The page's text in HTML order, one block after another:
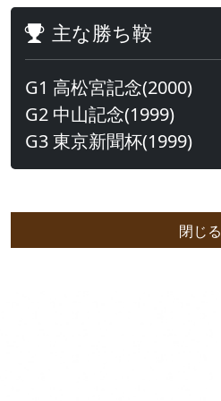
主な勝ち鞍
G1 高松宮記念(2000)
G2 中山記念(1999)
G3 東京新聞杯(1999)
閉じる